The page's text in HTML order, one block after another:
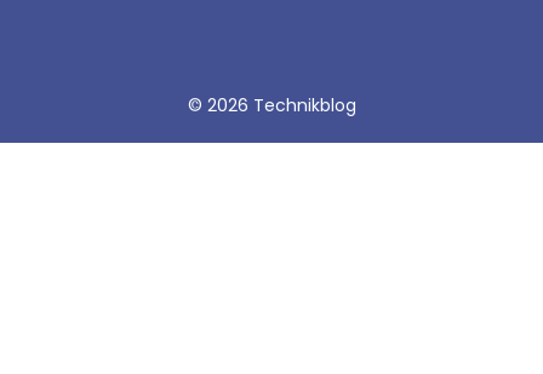
© 2026 Technikblog